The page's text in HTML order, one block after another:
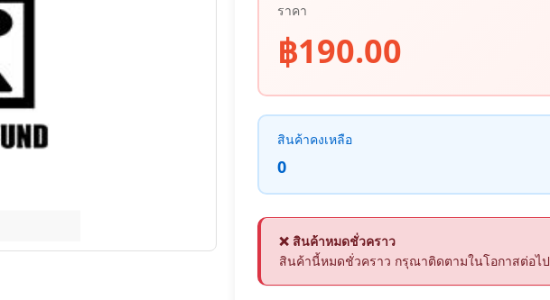
ราคา
฿190.00
สินค้าคงเหลือ
0
❌ สินค้าหมดชั่วคราว
สินค้านี้หมดชั่วคราว กรุณาติดตามในโอกาสต่อไป